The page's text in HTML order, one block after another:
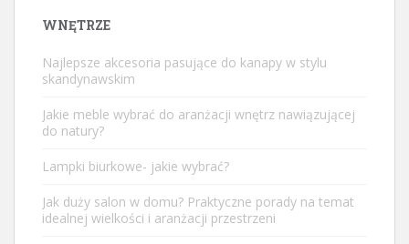
WNĘTRZE
Najlepsze akcesoria pasujące do kanapy w stylu
skandynawskim
Jakie meble wybrać do aranżacji wnętrz nawiązującej
do natury?
Lampki biurkowe- jakie wybrać?
Jak duży salon w domu? Praktyczne porady na temat
idealnej wielkości i aranżacji przestrzeni